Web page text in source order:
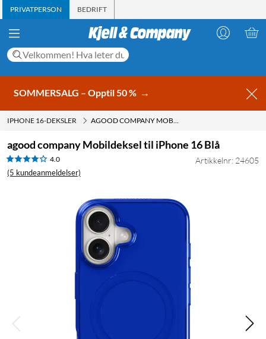
PRIVATPERSON BEDRIFT
SOMMERSALG – Opptil 50 % →
IPHONE 16-DEKSLER AGOOD COMPANY MOBILDEKSEL TIL IPHONE 16 BLÅ
agood company Mobildeksel til iPhone 16 Blå
4.0
(5 kundeanmeldelser)
Artikkelnr: 24605